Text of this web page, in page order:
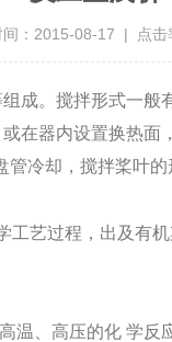
间：2015-08-17 | 点击
成。搅拌形式一
在器内设置换热
冷却，搅拌桨叶的
艺过程，出及有
、高压的化 学反